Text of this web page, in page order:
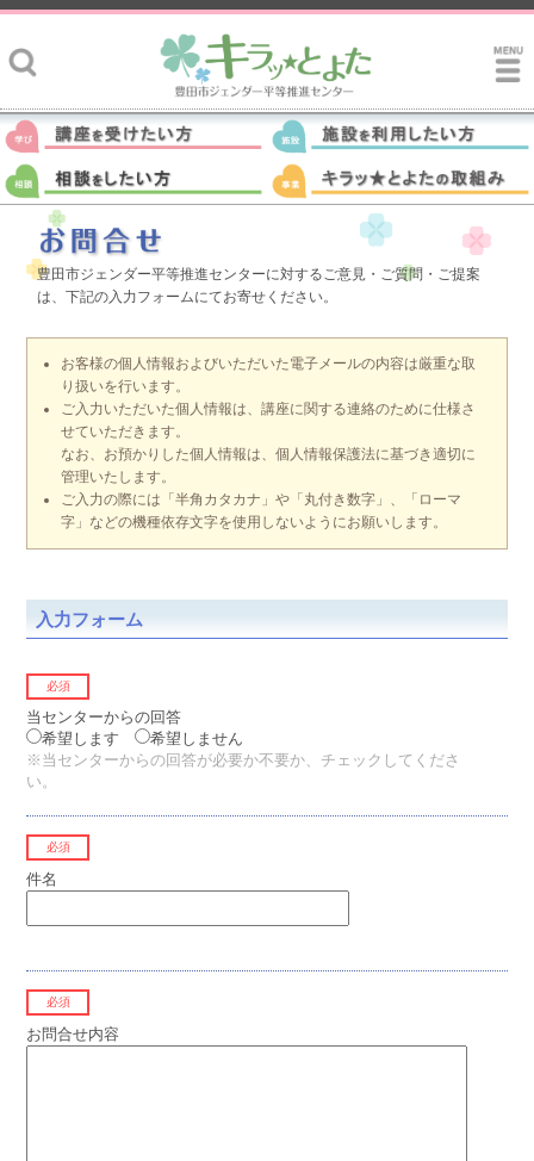
豊田市ジェンダー平等推進センターに対するご意見・ご質問・ご提案
は、下記の入力フォームにてお寄せください。
お客様の個人情報およびいただいた電子メールの内容は厳重な取
り扱いを行います。
ご入力いただいた個人情報は、講座に関する連絡のために仕様さ
せていただきます。
なお、お預かりした個人情報は、個人情報保護法に基づき適切に
管理いたします。
ご入力の際には「半角カタカナ」や「丸付き数字」、「ローマ
字」などの機種依存文字を使用しないようにお願いします。
入力フォーム
必須
当センターからの回答
希望します
希望しません
※当センターからの回答が必要か不要か、チェックしてくださ
い。
必須
件名
必須
お問合せ内容